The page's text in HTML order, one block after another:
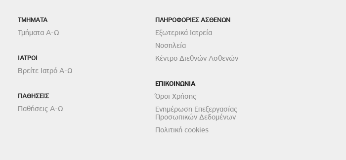
TMHMATA
Τμήματα Α-Ω
ΙΑΤΡΟΙ
Βρείτε Ιατρό Α-Ω
ΠΑΘΗΣΕΙΣ
Παθήσεις Α-Ω
ΠΛΗΡΟΦΟΡΙΕΣ ΑΣΘΕΝΩΝ
Εξωτερικά Ιατρεία
Νοσηλεία
Κέντρο Διεθνών Ασθενών
ΕΠΙΚΟΙΝΩΝΙΑ
Όροι Χρήσης
Ενημέρωση Επεξεργασίας
Προσωπικών Δεδομένων
Πολιτική cookies